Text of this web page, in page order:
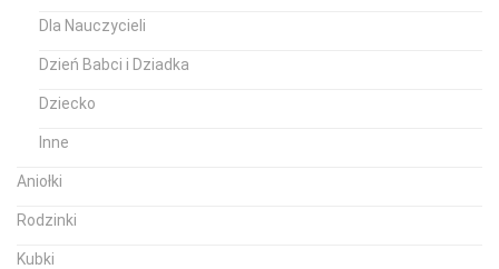
Dla Nauczycieli
Dzień Babci i Dziadka
Dziecko
Inne
Aniołki
Rodzinki
Kubki